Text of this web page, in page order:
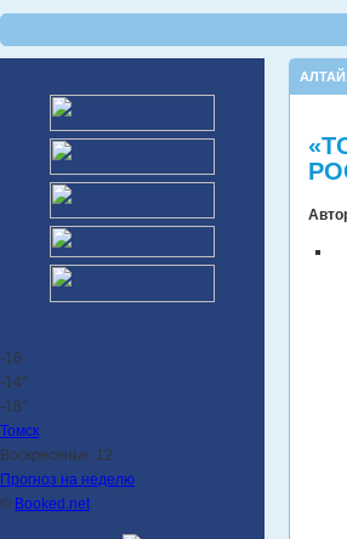
-16
-14°
-18°
Томск
Воскресенье, 12
Прогноз на неделю
© Booked.net
АЛТАЙ